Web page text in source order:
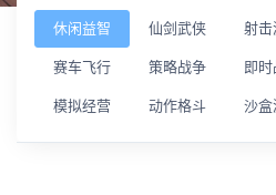
休闲益智 仙剑武侠 射击
赛车飞行 策略战争 即
模拟经营 动作格斗 沙盒